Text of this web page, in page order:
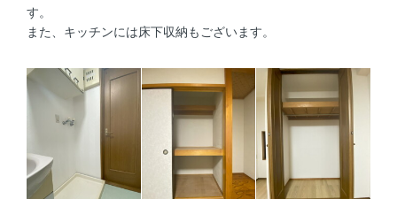
す。
また、キッチンには床下収納もございます。